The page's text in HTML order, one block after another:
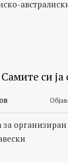
си
за